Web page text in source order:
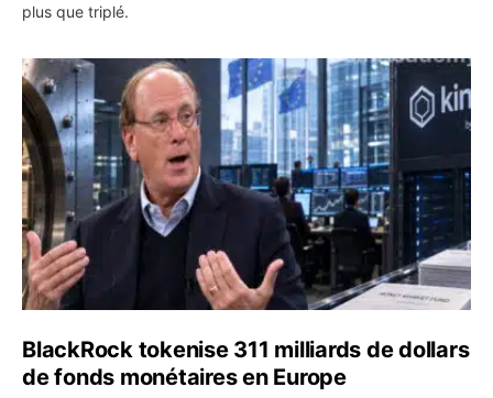
plus que triplé.
BlackRock tokenise 311 milliards de dollars de fonds
BlackRock tokenise 311 milliards de dollars
de fonds monétaires en Europe